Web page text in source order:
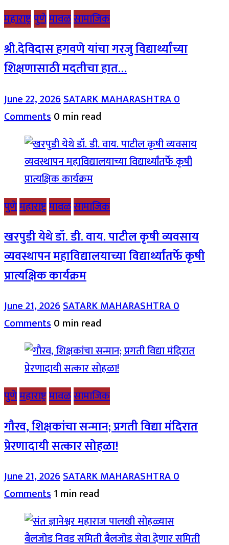
महाराष्ट्रपुणेमावळसामाजिक
श्री.देविदास हगवणे यांचा गरजु विद्यार्थ्यांच्या
शिक्षणासाठी मदतीचा हात…
June 22, 2026SATARK MAHARASHTRA0
Comments0 min read
पुणेमहाराष्ट्रमावळसामाजिक
खरपुडी येथे डॉ. डी. वाय. पाटील कृषी व्यवसाय
व्यवस्थापन महाविद्यालयाच्या विद्यार्थ्यांतर्फे कृषी
प्रात्यक्षिक कार्यक्रम
June 21, 2026SATARK MAHARASHTRA0
Comments0 min read
पुणेमहाराष्ट्रमावळसामाजिक
गौरव, शिक्षकांचा सन्मान; प्रगती विद्या मंदिरात
प्रेरणादायी सत्कार सोहळा!
June 21, 2026SATARK MAHARASHTRA0
Comments1 min read